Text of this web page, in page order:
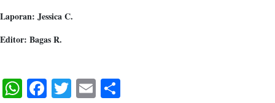
Laporan: Jessica C.
Editor: Bagas R.
WhatsApp
Facebook
Twitter
Email